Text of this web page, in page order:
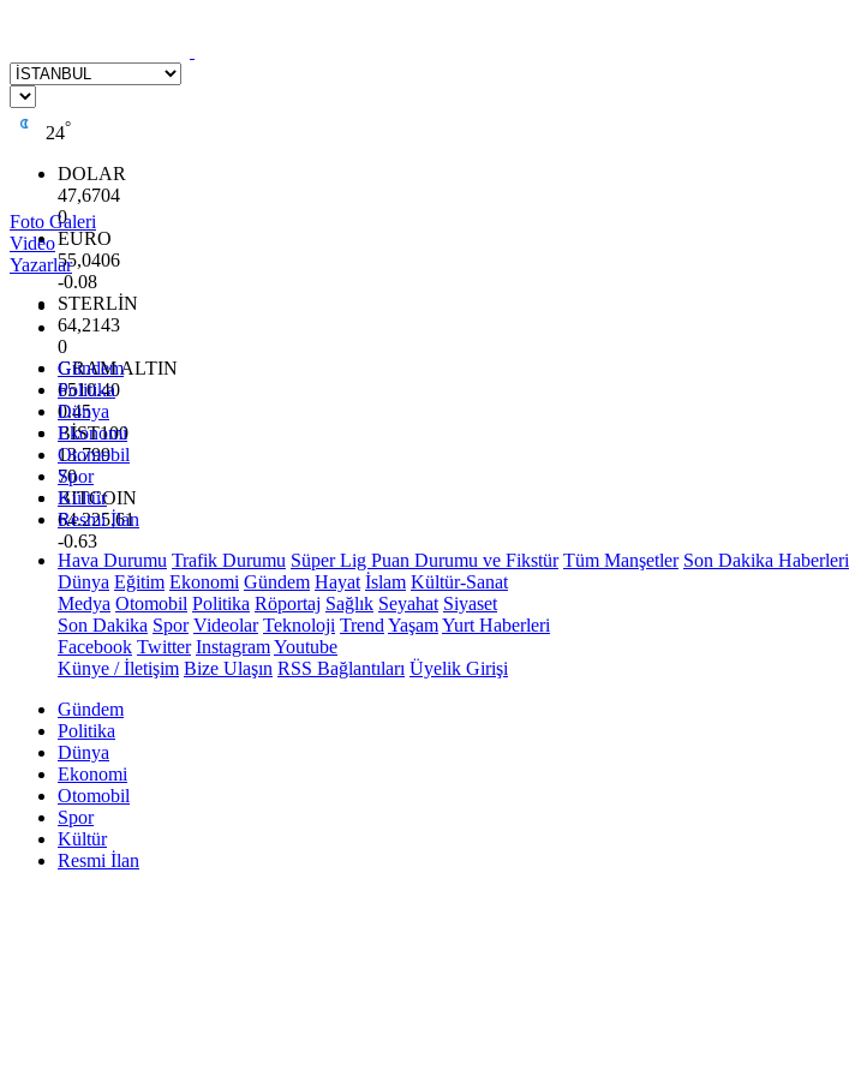
24°
DOLAR
47,6704
0
EURO
55,0406
-0.08
STERLİN
64,2143
0
GRAM ALTIN
6510.40
0.45
BİST100
13.799
70
BITCOIN
64.225,61
-0.63
Foto Galeri
Video
Yazarlar
Gündem
Politika
Dünya
Ekonomi
Otomobil
Spor
Kültür
Resmi İlan
Hava Durumu Trafik Durumu Süper Lig Puan Durumu ve Fikstür Tüm Manşetler Son Dakika Haberleri
Dünya Eğitim Ekonomi Gündem Hayat İslam Kültür-Sanat
Medya Otomobil Politika Röportaj Sağlık Seyahat Siyaset
Son Dakika Spor Videolar Teknoloji Trend YaşamYurt Haberleri
Facebook Twitter InstagramYoutube
Künye / İletişim Bize Ulaşın RSS Bağlantıları Üyelik Girişi
Gündem
Politika
Dünya
Ekonomi
Otomobil
Spor
Kültür
Resmi İlan